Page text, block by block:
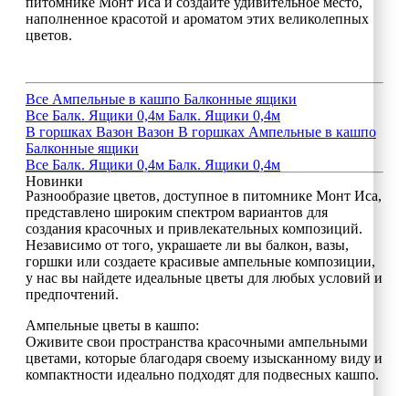
наполненное красотой и ароматом этих великолепных
цветов.
Все Ампельные в кашпо Балконные ящики
Все Балк. Ящики 0,4м Балк. Ящики 0,4м
В горшках Вазон Вазон В горшках Ампельные в кашпо
Балконные ящики
Все Балк. Ящики 0,4м Балк. Ящики 0,4м
Новинки
Разнообразие цветов, доступное в питомнике Монт Иса,
представлено широким спектром вариантов для
создания красочных и привлекательных композиций.
Независимо от того, украшаете ли вы балкон, вазы,
горшки или создаете красивые ампельные композиции,
у нас вы найдете идеальные цветы для любых условий и
предпочтений.
Ампельные цветы в кашпо:
Оживите свои пространства красочными ампельными
цветами, которые благодаря своему изысканному виду и
компактности идеально подходят для подвесных кашпо.